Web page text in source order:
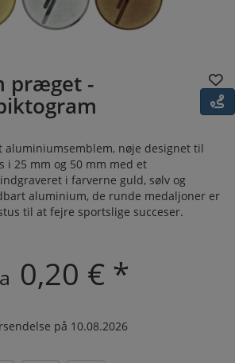
præget -
aluminiumsemblem, nøje designet til
i 25 mm og 50 mm med et
i farverne guld, sølv og
aluminium, de runde medaljoner er
til at fejre sportslige succeser.
0,20 € *
på 10.08.2026